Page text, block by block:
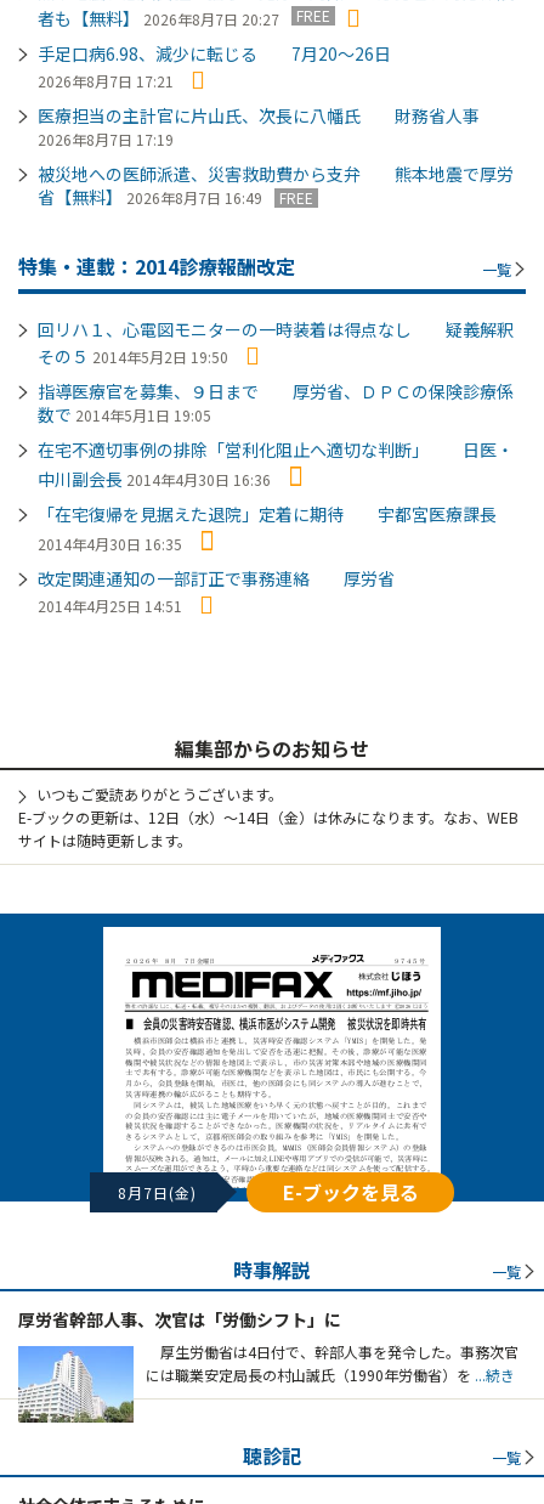
者も【無料】
2026年8月7日 20:27 FREE
手足口病6.98、減少に転じる 7月20～26日
2026年8月7日 17:21
医療担当の主計官に片山氏、次長に八幡氏 財務省人事
2026年8月7日 17:19
被災地への医師派遣、災害救助費から支弁 熊本地震で厚労
省【無料】
2026年8月7日 16:49 FREE
特集・連載：2014診療報酬改定 一覧
回リハ１、心電図モニターの一時装着は得点なし 疑義解釈
その５ 2014年5月2日 19:50
指導医療官を募集、９日まで 厚労省、ＤＰＣの保険診療係
数で 2014年5月1日 19:05
在宅不適切事例の排除「営利化阻止へ適切な判断」 日医・
中川副会長 2014年4月30日 16:36
「在宅復帰を見据えた退院」定着に期待 宇都宮医療課長
2014年4月30日 16:35
改定関連通知の一部訂正で事務連絡 厚労省
2014年4月25日 14:51
編集部からのお知らせ
いつもご愛読ありがとうございます。
E-ブックの更新は、12日（水）～14日（金）は休みになります。なお、WEB
サイトは随時更新します。
8月7日(金) E-ブックを見る
時事解説 一覧
厚労省幹部人事、次官は「労働シフト」に
厚生労働省は4日付で、幹部人事を発令した。事務次官
には職業安定局長の村山誠氏（1990年労働省）を ...続き
聴診記 一覧